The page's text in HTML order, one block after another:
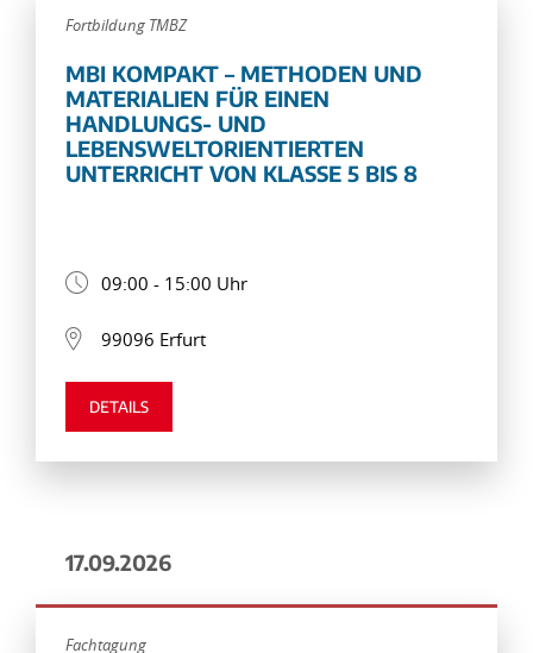
Fortbildung TMBZ
MBI KOMPAKT – METHODEN UND
MATERIALIEN FÜR EINEN
HANDLUNGS- UND
LEBENSWELTORIENTIERTEN
UNTERRICHT VON KLASSE 5 BIS 8
09:00 - 15:00 Uhr
99096 Erfurt
DETAILS
17.09.2026
Fachtagung